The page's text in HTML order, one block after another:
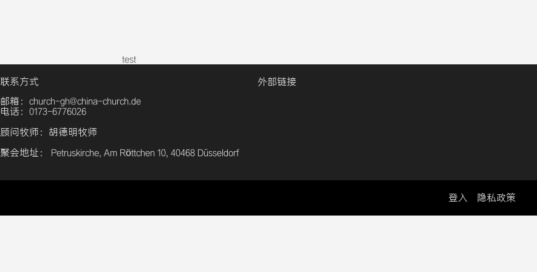
test
联系方式
邮箱：church-gh@china-church.de
电话：0173-6776026
顾问牧师：胡德明牧师
聚会地址： Petruskirche, Am Röttchen 10, 40468 Düsseldorf
外部链接
登入 隐私政策